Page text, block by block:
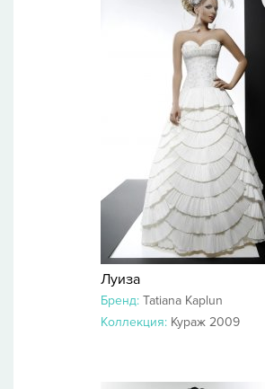
Луиза
Бренд: Tatiana Kaplun
Коллекция: Кураж 2009